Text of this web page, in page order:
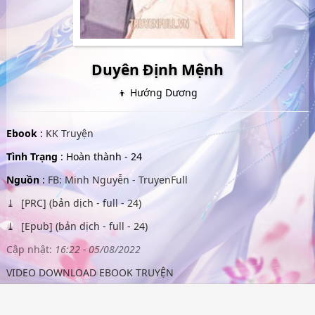
Duyên Định Mệnh
👦 Hướng Dương
Ebook : KK Truyện
Tình Trạng : Hoàn thành - 24
Nguồn: FB: Minh Nguyễn - TruyenFull
[PRC] (bản dịch - full - 24)
[Epub] (bản dịch - full - 24)
Cập nhật: 16:22 - 05/08/2022
VIDEO DOWNLOAD EBOOK TRUYỆN